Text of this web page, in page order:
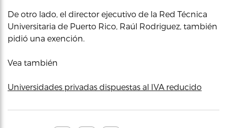
De otro lado, el director ejecutivo de la Red Técnica
Universitaria de Puerto Rico, Raúl Rodriguez, también
pidió una exención.
Vea también
Universidades privadas dispuestas al IVA reducido